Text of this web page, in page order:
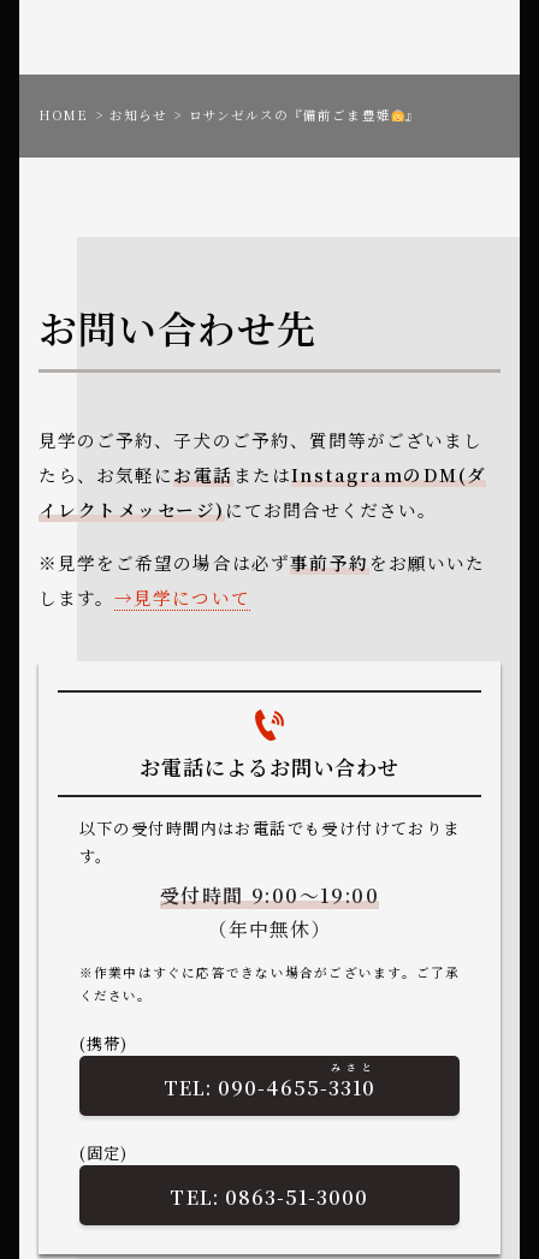
HOME お知らせ ロサンゼルスの『備前ごま豊姫 』
お問い合わせ先
見学のご予約、子犬のご予約、質問等がございまし
たら、 お気軽にお電話またはInstagramのDM(ダ
イレクトメッセージ)にてお問合せください。
※見学をご希望の場合は必ず事前予約をお願いいた
します。
見学について
お電話によるお問い合わせ
以下の受付時間内はお電話でも受け付けておりま
す。
受付時間 9:00～19:00
（年中無休）
※作業中はすぐに応答できない場合がございます。ご了承
ください。
(携帯)
090-4655-3310
みさと
(固定)
0863-51-3000